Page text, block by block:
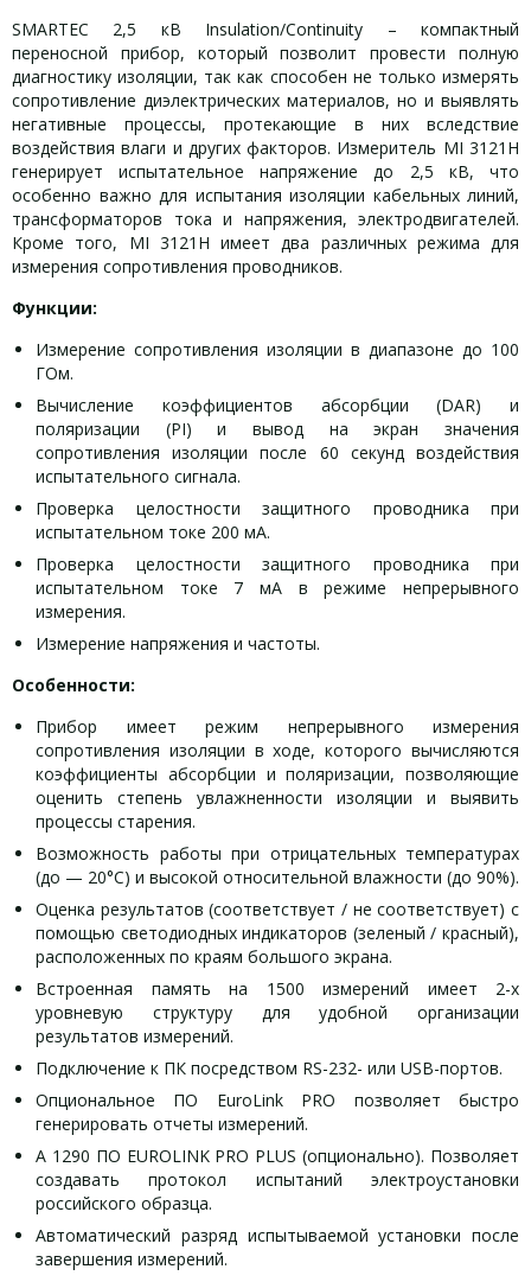
SMARTEC 2,5 кВ Insulation/Continuity – компактный
переносной прибор, который позволит провести полную
диагностику изоляции, так как способен не только измерять
сопротивление диэлектрических материалов, но и выявлять
негативные процессы, протекающие в них вследствие
воздействия влаги и других факторов. Измеритель MI 3121H
генерирует испытательное напряжение до 2,5 кВ, что
особенно важно для испытания изоляции кабельных линий,
трансформаторов тока и напряжения, электродвигателей.
Кроме того, MI 3121H имеет два различных режима для
измерения сопротивления проводников.
Функции:
Измерение сопротивления изоляции в диапазоне до 100
ГОм.
Вычисление коэффициентов абсорбции (DAR) и
поляризации (PI) и вывод на экран значения
сопротивления изоляции после 60 секунд воздействия
испытательного сигнала.
Проверка целостности защитного проводника при
испытательном токе 200 мА.
Проверка целостности защитного проводника при
испытательном токе 7 мА в режиме непрерывного
измерения.
Измерение напряжения и частоты.
Особенности:
Прибор имеет режим непрерывного измерения
сопротивления изоляции в ходе, которого вычисляются
коэффициенты абсорбции и поляризации, позволяющие
оценить степень увлажненности изоляции и выявить
процессы старения.
Возможность работы при отрицательных температурах
(до — 20°С) и высокой относительной влажности (до 90%).
Оценка результатов (соответствует / не соответствует) с
помощью светодиодных индикаторов (зеленый / красный),
расположенных по краям большого экрана.
Встроенная память на 1500 измерений имеет 2-х
уровневую структуру для удобной организации
результатов измерений.
Подключение к ПК посредством RS-232- или USB-портов.
Опциональное ПО EuroLink PRO позволяет быстро
генерировать отчеты измерений.
А 1290 ПО EUROLINK PRO PLUS (опционально). Позволяет
создавать протокол испытаний электроустановки
российского образца.
Автоматический разряд испытываемой установки после
завершения измерений.